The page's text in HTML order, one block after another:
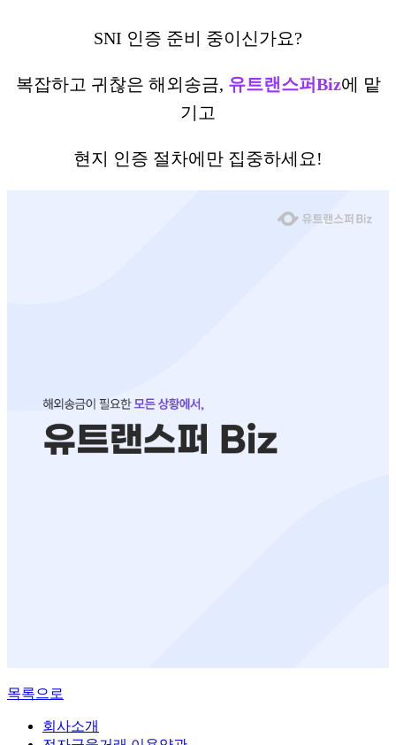
SNI 인증 준비 중이신가요?
복잡하고 귀찮은 해외송금, 유트랜스퍼Biz에 맡
기고
현지 인증 절차에만 집중하세요!
목록으로
회사소개